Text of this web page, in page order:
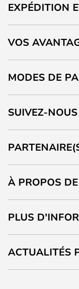
EXPÉDITION
VOS
MODES DE
SUIVEZ-
À PROPOS
PLUS
ACTUALITÉS